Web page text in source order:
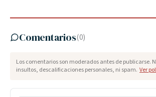
Comentarios(0)
Los comentarios son moderados antes de publicarse.
insultos, descalificaciones personales, ni spam. Ver